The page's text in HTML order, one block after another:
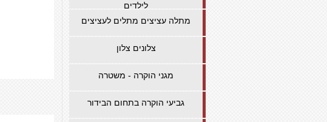
לילדים
מתלה עציצים מתלים לעציצים
צלונים צלון
מגני הוקרה - משטרה
גביעי הוקרה בתחום הבידור